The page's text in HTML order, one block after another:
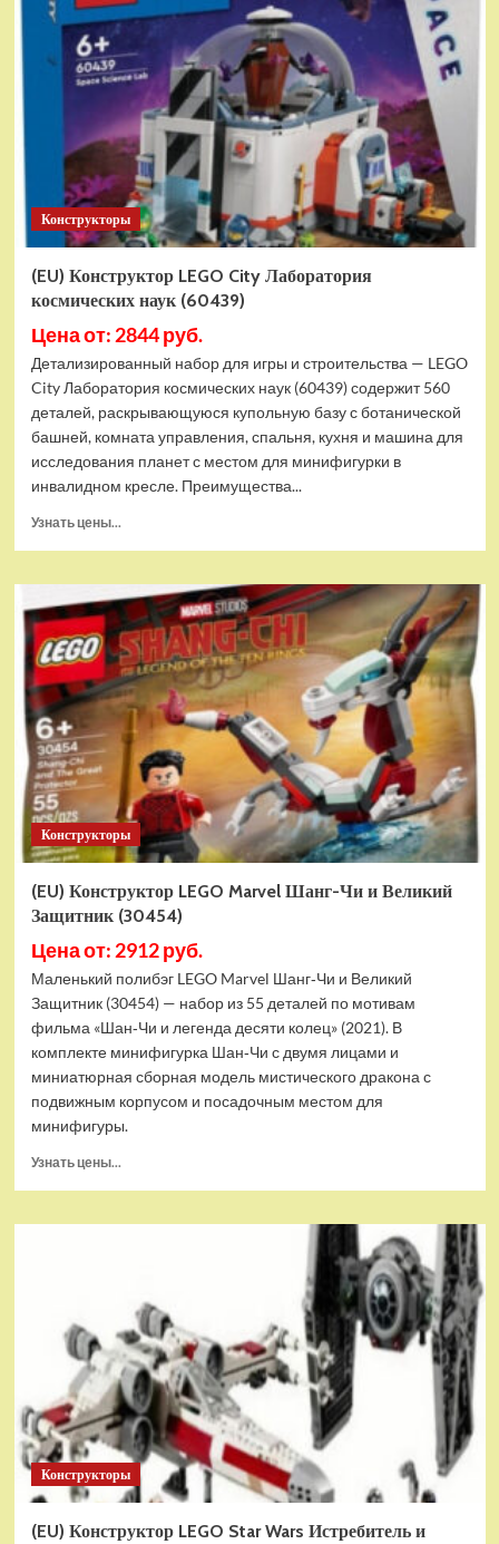
LEGO
Technic
Экскаватор-
погрузчик
(42197)
Конструкторы
(EU) Конструктор LEGO City Лаборатория
космических наук (60439)
Цена от: 2844 руб.
Детализированный набор для игры и строительства — LEGO
City Лаборатория космических наук (60439) содержит 560
деталей, раскрывающуюся купольную базу с ботанической
башней, комната управления, спальня, кухня и машина для
исследования планет с местом для минифигурки в
инвалидном кресле. Преимущества...
Узнать цены...
(EU)
Конструктор
LEGO
City
Лаборатория
космических
наук
(60439)
Конструкторы
(EU) Конструктор LEGO Marvel Шанг-Чи и Великий
Защитник (30454)
Цена от: 2912 руб.
Маленький полибэг LEGO Marvel Шанг‑Чи и Великий
Защитник (30454) — набор из 55 деталей по мотивам
фильма «Шан‑Чи и легенда десяти колец» (2021). В
комплекте минифигурка Шан‑Чи с двумя лицами и
миниатюрная сборная модель мистического дракона с
подвижным корпусом и посадочным местом для
минифигуры.
Узнать цены...
(EU)
Шанг-
Чи
и
Великий
Защитник
(30454)
Конструкторы
(EU) Конструктор LEGO Star Wars Истребитель и